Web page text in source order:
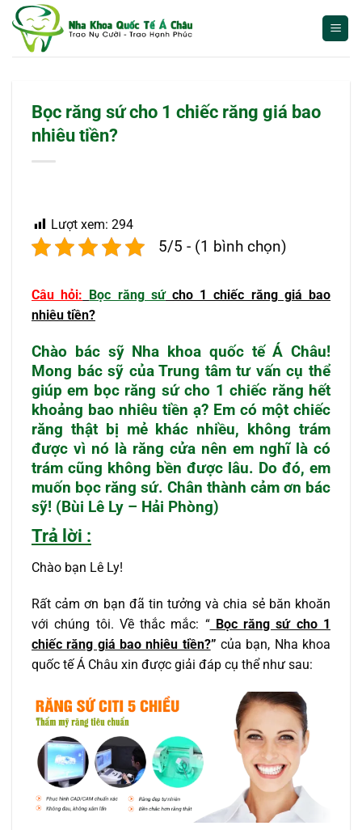
qua
Bọc răng sứ cho 1 chiếc răng giá bao
nhiêu tiền?
Lượt xem: 294
5/5 - (1 bình chọn)
Câu hỏi: Bọc răng sứcho 1 chiếc răng giá bao
nhiêu tiền?
Chào bác sỹ Nha khoa quốc tế Á Châu!
Mong bác sỹ của Trung tâm tư vấn cụ thể
giúp em bọc răng sứ cho 1 chiếc răng hết
khoảng bao nhiêu tiền ạ? Em có một chiếc
răng thật bị mẻ khác nhiều, không trám
được vì nó là răng cửa nên em nghĩ là có
trám cũng không bền được lâu. Do đó, em
muốn bọc răng sứ. Chân thành cảm ơn bác
sỹ! (Bùi Lê Ly – Hải Phòng)
Trả lời :
Chào bạn Lê Ly!
Rất cảm ơn bạn đã tin tưởng và chia sẻ băn khoăn
với chúng tôi. Về thắc mắc: “ Bọc răng sứ cho 1
chiếc răng giá bao nhiêu tiền?” của bạn, Nha khoa
quốc tế Á Châu xin được giải đáp cụ thể như sau: